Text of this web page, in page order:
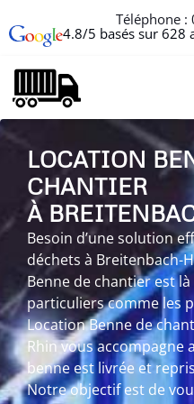
Téléphone :
4.8/5 basés sur 628
LOCATION
CHANTIER
À
Besoin d’une solution
déchets à Breitenbach-
Benne de chantier est
particuliers comme les
Location Benne de
Rhin vous accompagne
benne est livrée et
Notre objectif est de